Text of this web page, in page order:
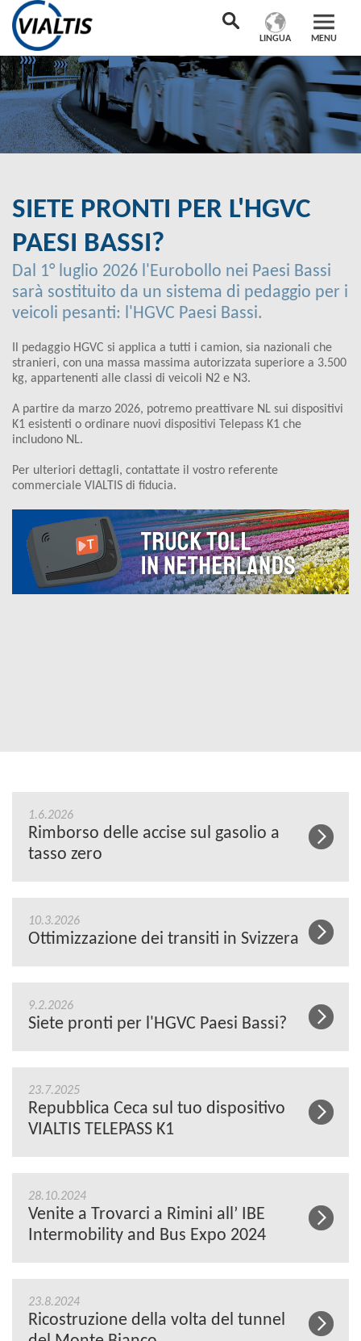
MENU
LINGUA
SIETE PRONTI PER L'HGVC
PAESI BASSI?
Dal 1° luglio 2026 l'Eurobollo nei Paesi Bassi
sarà sostituito da un sistema di pedaggio per i
veicoli pesanti: l'HGVC Paesi Bassi.
Il pedaggio HGVC si applica a tutti i camion, sia nazionali che
stranieri, con una massa massima autorizzata superiore a 3.500
kg, appartenenti alle classi di veicoli N2 e N3.
A partire da marzo 2026, potremo preattivare NL sui dispositivi
K1 esistenti o ordinare nuovi dispositivi Telepass K1 che
includono NL.
Per ulteriori dettagli, contattate il vostro referente
commerciale VIALTIS di fiducia.
1.6.2026
Rimborso delle accise sul gasolio a
tasso zero
10.3.2026
Ottimizzazione dei transiti in Svizzera
9.2.2026
Siete pronti per l'HGVC Paesi Bassi?
23.7.2025
Repubblica Ceca sul tuo dispositivo
VIALTIS TELEPASS K1
28.10.2024
Venite a Trovarci a Rimini all’ IBE
Intermobility and Bus Expo 2024
23.8.2024
Ricostruzione della volta del tunnel